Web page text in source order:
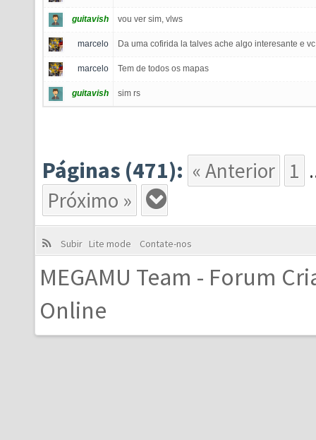
guitavish vou ver sim, vlws
marcelo Da uma cofirida la talves ache algo interesante e
marcelo Tem de todos os mapas
guitavish sim rs
Páginas (471): « Anterior 1
Próximo »
Subir Lite mode Contate-nos
MEGAMU Team - Forum
Online